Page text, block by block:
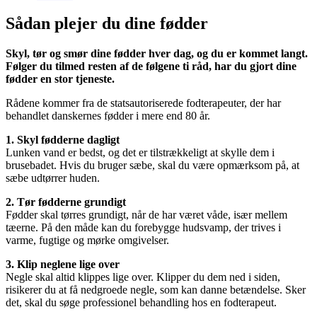
Sådan plejer du dine fødder
Skyl, tør og smør dine fødder hver dag, og du er kommet langt.
Følger du tilmed resten af de følgene ti råd, har du gjort dine
fødder en stor tjeneste.
Rådene kommer fra de statsautoriserede fodterapeuter, der har
behandlet danskernes fødder i mere end 80 år.
1. Skyl fødderne dagligt
Lunken vand er bedst, og det er tilstrækkeligt at skylle dem i
brusebadet. Hvis du bruger sæbe, skal du være opmærksom på, at
sæbe udtørrer huden.
2. Tør fødderne grundigt
Fødder skal tørres grundigt, når de har været våde, især mellem
tæerne. På den måde kan du forebygge hudsvamp, der trives i
varme, fugtige og mørke omgivelser.
3. Klip neglene lige over
Negle skal altid klippes lige over. Klipper du dem ned i siden,
risikerer du at få nedgroede negle, som kan danne betændelse. Sker
det, skal du søge professionel behandling hos en fodterapeut.